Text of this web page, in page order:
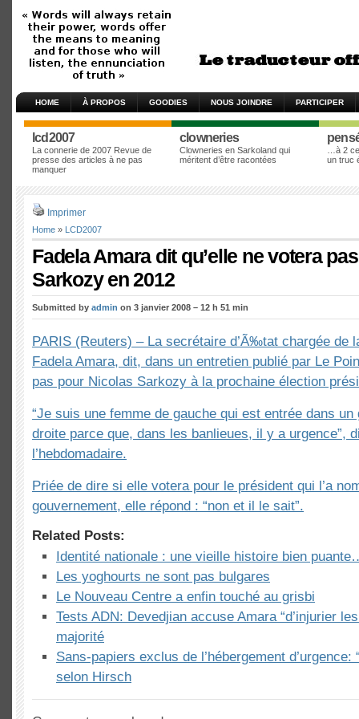
HOME À PROPOS GOODIES NOUS JOINDRE PARTICIPER
lcd2007
La connerie de 2007 Revue de
presse des articles à ne pas
manquer
clowneries
Clowneries en Sarkoland qui
méritent d’être racontées
…à 2
un truc
Imprimer
Home » LCD2007
Fadela Amara dit qu’elle ne votera
Sarkozy en 2012
Submitted by admin on 3 janvier 2008 – 12 h 51 min
PARIS (Reuters) – La secrétaire d’Ã‰tat chargée de
Fadela Amara, dit, dans un entretien publié par Le
pas pour Nicolas Sarkozy à la prochaine élection
“Je suis une femme de gauche qui est entrée dans un
droite parce que, dans les banlieues, il y a urgence”,
l’hebdomadaire.
Priée de dire si elle votera pour le président qui l’a
gouvernement, elle répond : “non et il le sait”.
Related Posts:
Identité nationale : une vieille histoire bien
Les yoghourts ne sont pas bulgares
Le Nouveau Centre a enfin touché au grisbi
Tests ADN: Devedjian accuse Amara “d’injurier
majorité
Sans-papiers exclus de l’hébergement d’urgence:
selon Hirsch